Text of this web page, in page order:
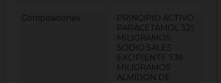
Composiciones
PRINCIPIO ACTIVO
PARACETAMOL 325
MILIGRAMOS
SODIO SALES
EXCIPIENTE 736
MILIGRAMOS
ALMIDON DE